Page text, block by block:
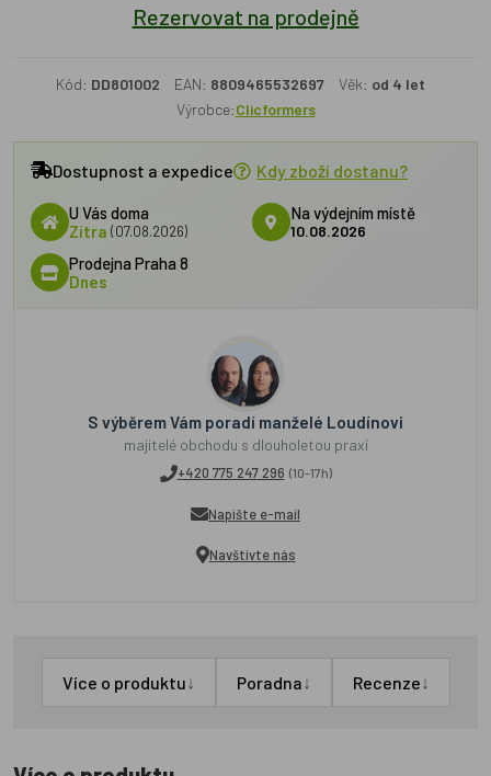
Rezervovat na prodejně
Kód: DD801002 EAN: 8809465532697 Věk: od 4 let
Výrobce:Clicformers
Dostupnost a expedice Kdy zboží dostanu?
U Vás doma
Zítra (07.08.2026)
Na výdejním místě
10.08.2026
Prodejna Praha 8
Dnes
S výběrem Vám poradí manželé Loudínovi
majitelé obchodu s dlouholetou praxí
+420 775 247 296 (10-17h)
Napište e-mail
Navštivte nás
Více o produktu↓ Poradna↓ Recenze↓